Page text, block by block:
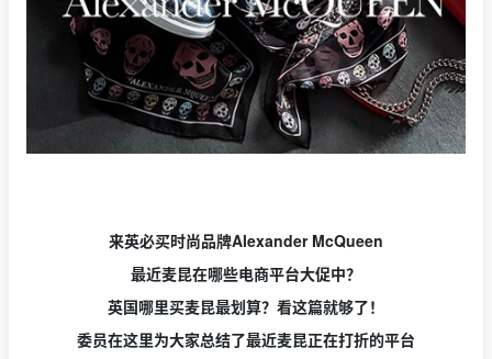
来英必买时尚品牌Alexander McQueen
最近麦昆在哪些电商平台大促中？
英国哪里买麦昆最划算？看这篇就够了！
委员在这里为大家总结了最近麦昆正在打折的平台